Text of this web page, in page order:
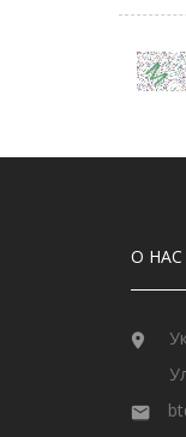
О НАС